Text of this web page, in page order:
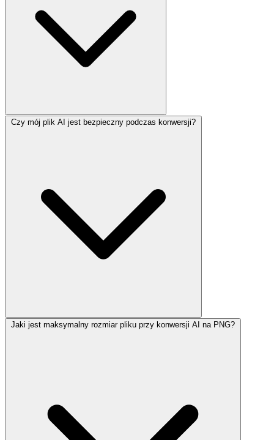
Czy mój plik AI jest bezpieczny podczas konwersji?
Jaki jest maksymalny rozmiar pliku przy konwersji AI na PNG?